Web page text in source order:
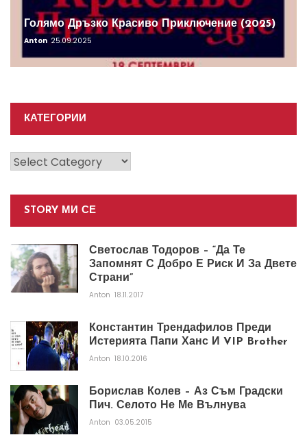
Голямо Дръзко Красиво Приключение (2025)
Anton 25.09.2025
КАТЕГОРИИ
Категории
STORY МИ СЕ
Светослав Тодоров – “Да Те
Запомнят С Добро Е Риск И За Двете
Страни”
Anton 18.11.2017
Константин Трендафилов Преди
Истерията Папи Ханс И VIP Brother
Anton 18.10.2016
Борислав Колев – Аз Съм Градски
Пич. Селото Не Ме Вълнува
Anton 03.05.2015